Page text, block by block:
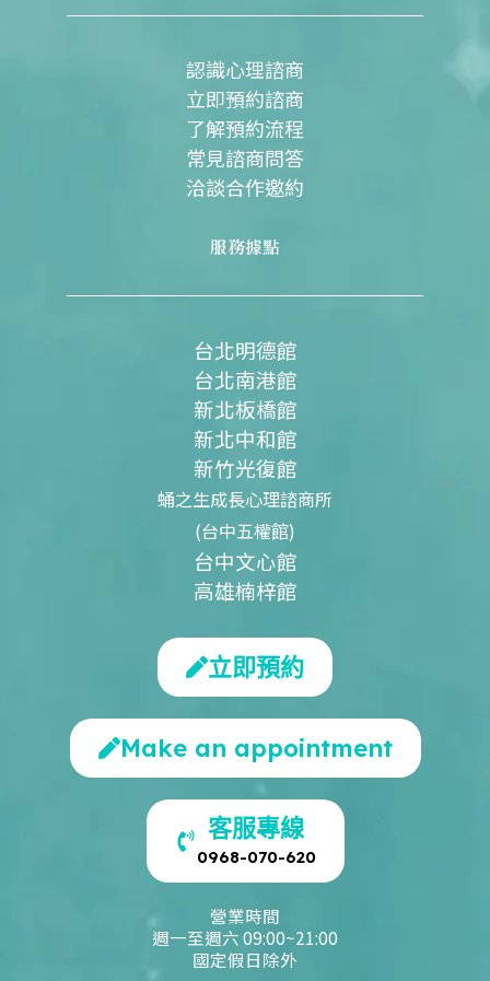
o e r
認識心理諮商
立即預約諮商
了解預約流程
常見諮商問答
洽談合作邀約
服務據點
台北明德館
台北南港館
新北板橋館
新北中和館
新竹光復館
蛹之生成長心理諮商所
(台中五權館)
台中文心館
高雄楠梓館
立即預約
Make an appointment
客服專線
0968-070-620
營業時間
週一至週六 09:00~21:00
國定假日除外